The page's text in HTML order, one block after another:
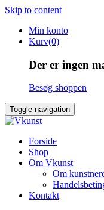
Skip to content
Min konto
Kurv(0)
Der er ingen
Besøg shoppen
Toggle navigation
Forside
Shop
Om Vkunst
Om
Kontakt